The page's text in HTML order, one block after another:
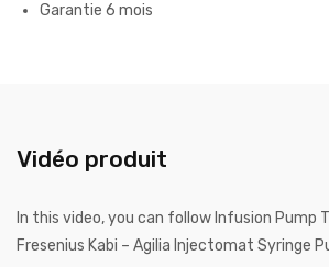
Garantie 6 mois
Vidéo produit
In this video, you can follow Infusion Pump
Fresenius Kabi – Agilia Injectomat Syringe